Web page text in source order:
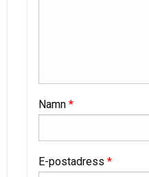
Namn *
E-postadress *